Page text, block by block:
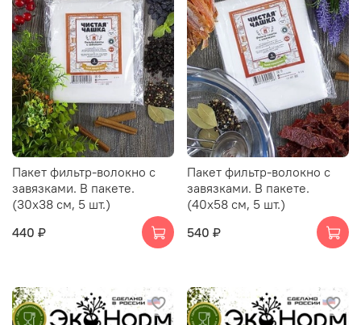
Пакет фильтр-волокно с
завязками. В пакете.
(30х38 см, 5 шт.)
440 ₽
Пакет фильтр-волокно с
завязками. В пакете.
(40х58 см, 5 шт.)
540 ₽